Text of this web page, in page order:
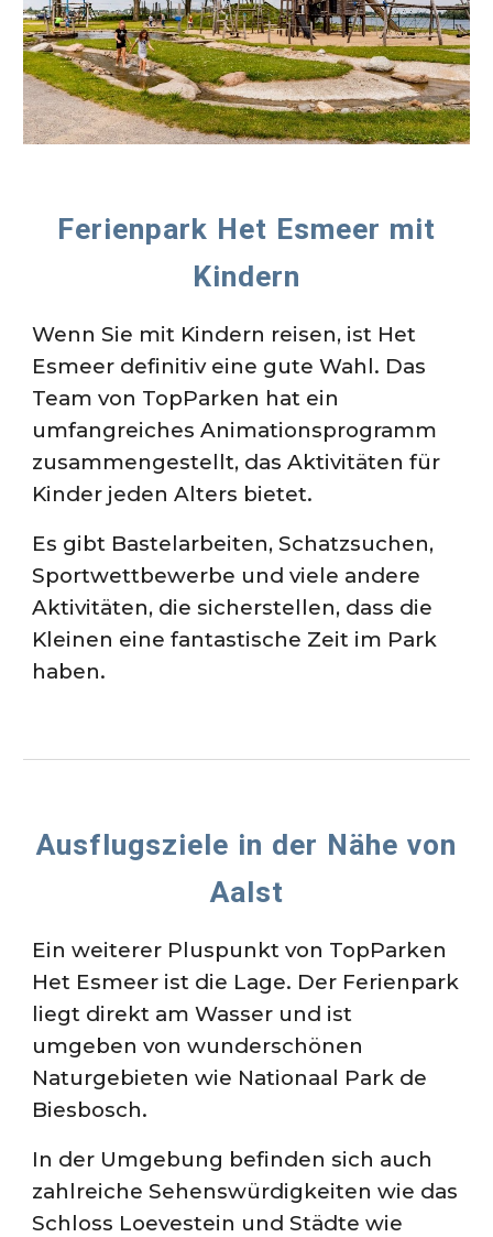
Ferienpark Het Esmeer mit
Kindern
Wenn Sie mit Kindern reisen, ist Het
Esmeer definitiv eine gute Wahl. Das
Team von TopParken hat ein
umfangreiches Animationsprogramm
zusammengestellt, das Aktivitäten für
Kinder jeden Alters bietet.
Es gibt Bastelarbeiten, Schatzsuchen,
Sportwettbewerbe und viele andere
Aktivitäten, die sicherstellen, dass die
Kleinen eine fantastische Zeit im Park
haben.
Ausflugsziele in der Nähe von
Aalst
Ein weiterer Pluspunkt von TopParken
Het Esmeer ist die Lage. Der Ferienpark
liegt direkt am Wasser und ist
umgeben von wunderschönen
Naturgebieten wie Nationaal Park de
Biesbosch.
In der Umgebung befinden sich auch
zahlreiche Sehenswürdigkeiten wie das
Schloss Loevestein und Städte wie